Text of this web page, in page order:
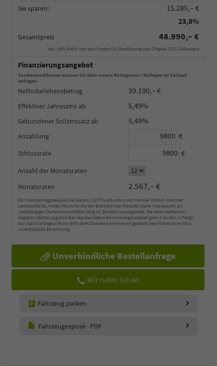
Sie sparen:
15.285,– €
23,8%
Gesamtpreis 48.990,– €
inkl. 19% MwSt. und den Kosten für Überführung und Original COC-Dokument
Finanzierungsangebot
Sonderkonditionen können Sie über unsere Kolleginnen / Kollegen im Verkauf
anfragen.
Nettodarlehensbetrag 39.190,– €
Effektiver Jahreszins 5,49%
Gebundener Sollzinssatz 5,49%
Anzahlung €
Schlussrate €
Anzahl der Monatsraten
Monatsraten
2.567,– €
Ein Finanzierungsbeispiel der Bank11 für Privatkunden und Handel GmbH, Hammer
Landstraße 91, 41460 Neuss für die der Betreiber der Website (siehe Impressum) als
unabhängiger Darlehensvermittler tätig ist. Bonität vorausgesetzt. Die oben stehenden
Angaben stellen zugleich das repräsentative Berechnungsbeispiel gem. § 6a Abs. 4 PAngV
dar. Nach Vertragsschluss steht dem Darlehensnehmer ein gesetzliches Widerrufsrecht zu.
unverbindliche Berechnung
Unverbindliche Bestellanfrage
Wir rufen Sie an
Fahrzeug parken
Fahrzeugexposé - PDF